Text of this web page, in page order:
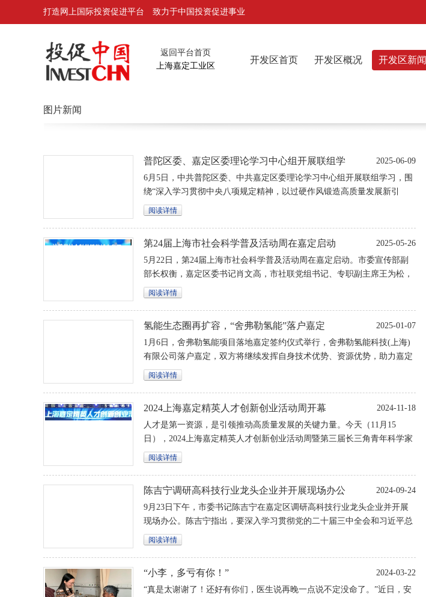
打造网上国际投资促进平台 致力于中国投资促进事业
返回平台首页
上海嘉定工业区
开发区首页 开发区概况 开发区新闻
图片新闻
普陀区委、嘉定区委理论学习中心组开展联组学
习
2025-06-09
6月5日，中共普陀区委、中共嘉定区委理论学习中心组开展联组学习，围
绕“深入学习贯彻中央八项规定精神，以过硬作风锻造高质量发展新引
擎”主题，一起深入学习贯彻习近平总书记关于加强党的作风建设的重要
阅读详情
第24届上海市社会科学普及活动周在嘉定启动
2025-05-26
5月22日，第24届上海市社会科学普及活动周在嘉定启动。市委宣传部副
部长权衡，嘉定区委书记肖文高，市社联党组书记、专职副主席王为松，
嘉定区委常委、宣传部部长顾惠文，市社联党组成员、专职副主席马英娟
阅读详情
氢能生态圈再扩容，“舍弗勒氢能”落户嘉定
2025-01-07
1月6日，舍弗勒氢能项目落地嘉定签约仪式举行，舍弗勒氢能科技(上海)
有限公司落户嘉定，双方将继续发挥自身技术优势、资源优势，助力嘉定
构建现代化产业体系。区委书记陆方舟，区委副书记、区长高香，舍弗勒
阅读详情
2024上海嘉定精英人才创新创业活动周开幕
2024-11-18
人才是第一资源，是引领推动高质量发展的关键力量。今天（11月15
日），2024上海嘉定精英人才创新创业活动周暨第三届长三角青年科学家
论坛开幕。
阅读详情
陈吉宁调研高科技行业龙头企业并开展现场办公
2024-09-24
9月23日下午，市委书记陈吉宁在嘉定区调研高科技行业龙头企业并开展
现场办公。陈吉宁指出，要深入学习贯彻党的二十届三中全会和习近平总
书记考察上海重要讲话精神，牢牢把握科技革命和产业变革趋势，始终保
海现代化建设和高质量发展作出新的更大贡献。
阅读详情
“小李，多亏有你！”
2024-03-22
“真是太谢谢了！还好有你们，医生说再晚一点说不定没命了。”近日，安